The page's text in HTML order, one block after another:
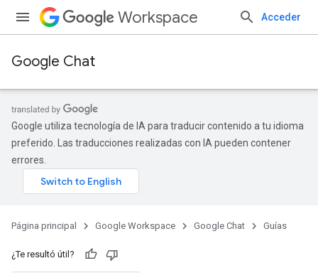
Workspace Acceder
Google Chat
Google utiliza tecnología de IA para traducir contenido a tu idioma
preferido. Las traducciones realizadas con IA pueden contener
errores.
Página principal Google Workspace Google Chat Guías
¿Te resultó útil?